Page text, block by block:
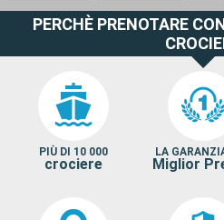
PERCHÈ PRENOTARE
PIÙ DI 10 000
crociere
LA
Miglior